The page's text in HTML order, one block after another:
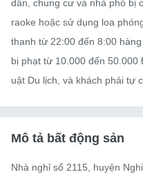
dân, chung cư và nhà phố bị
raoke hoặc sử dụng loa
thanh từ 22:00 đến 8:00
bị phạt từ 10.000 đến 50.000
uật Du lịch, và khách phải tự
Mô tả bất động sản
Nhà nghỉ số 2115, huyện